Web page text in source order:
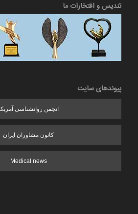
تندیس و افتخارات ما
پیوندهای سایت
انجمن روانشناسی
کانون مشاوران ایران
Medical news